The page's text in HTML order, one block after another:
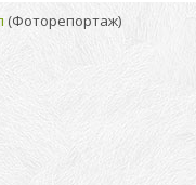
(Фоторепортаж)